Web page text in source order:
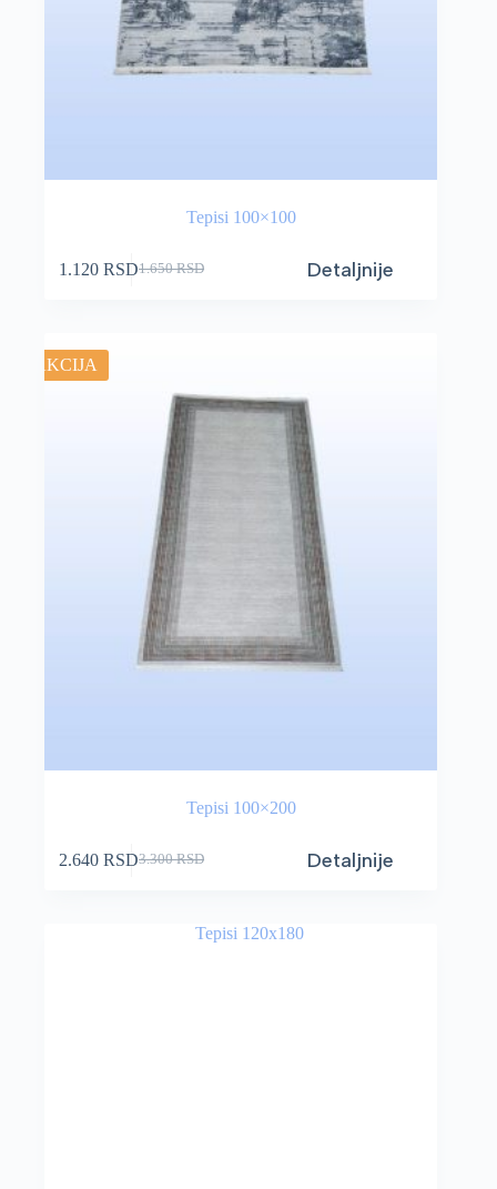
Tepisi 100×100
1.650RSD
1.120RSD Detaljnije
AKCIJA
Tepisi 100×200
3.300RSD
2.640RSD Detaljnije